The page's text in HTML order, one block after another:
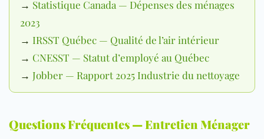
→ Statistique Canada — Dépenses des ménages
2023
→ IRSST Québec — Qualité de l’air intérieur
→ CNESST — Statut d’employé au Québec
→ Jobber — Rapport 2025 Industrie du nettoyage
Questions Fréquentes — Entretien Ménager